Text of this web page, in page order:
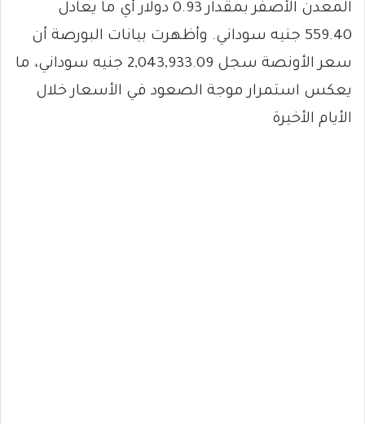
المعدن الأصفر بمقدار 0.93 دولار أي ما يعادل
559.40 جنيه سوداني. وأظهرت بيانات البورصة أن
سعر الأونصة سجل 2,043,933.09 جنيه سوداني، ما
يعكس استمرار موجة الصعود في الأسعار خلال
الأيام الأخيرة